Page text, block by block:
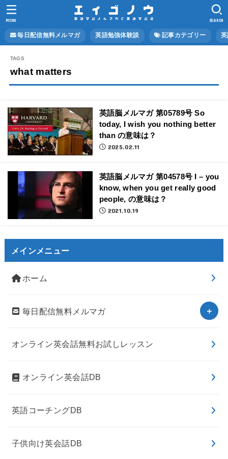
毎日配信無料メルマガ 英語勉強体験談 記事カテゴリー
SEARCH
MENU
what matters
英語脳メルマガ 第05789号 So
today, I wish you nothing better
than の意味は？
2025.02.11
英語脳メルマガ 第04578号 I – you
know, when you get really good
people, の意味は？
2021.10.19
メインメニュー
ホーム
毎日配信無料メルマガ
オンライン英会話無料お試しレッスン
オンライン英会話DB
英語コーチングDB
子供向け英会話DB